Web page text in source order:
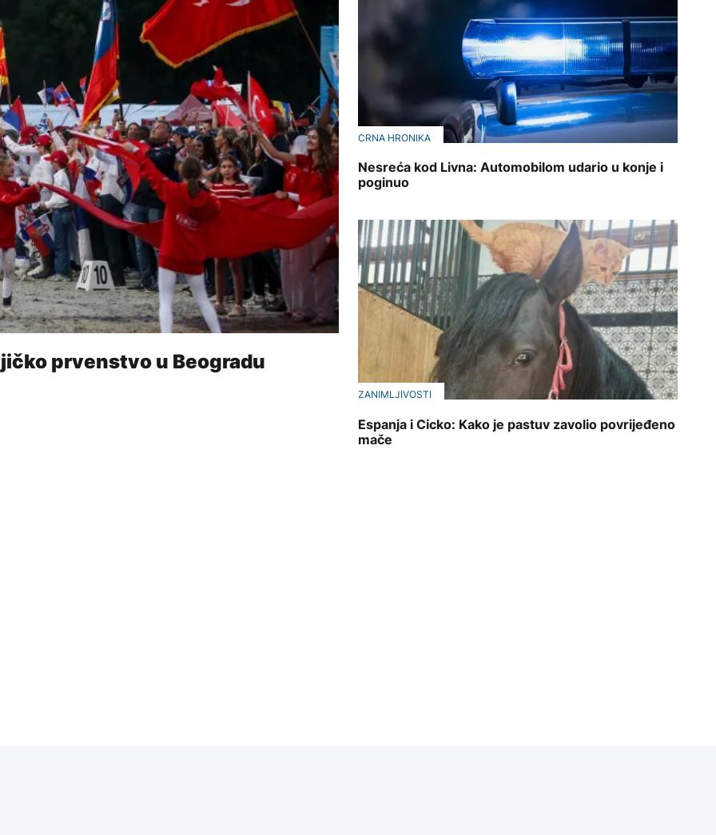
prvenstvo u Beogradu
CRNA HRONIKA
Nesreća kod Livna: Automobilom udario u konje i
poginuo
ZANIMLJIVOSTI
Espanja i Cicko: Kako je pastuv zavolio povrijeđeno
mače